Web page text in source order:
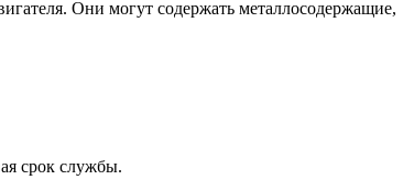
Они могут содержать металлосодержащие,
срок службы.